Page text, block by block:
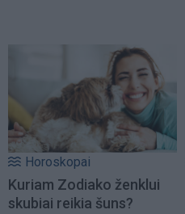
Horoskopai
Kuriam Zodiako ženklui
skubiai reikia šuns?